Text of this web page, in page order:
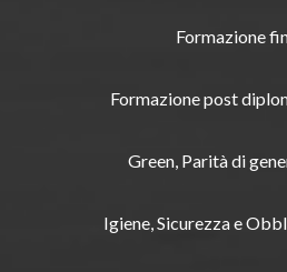
Formazione
Formazione post
Green, Parità di
Igiene, Sicurezza e